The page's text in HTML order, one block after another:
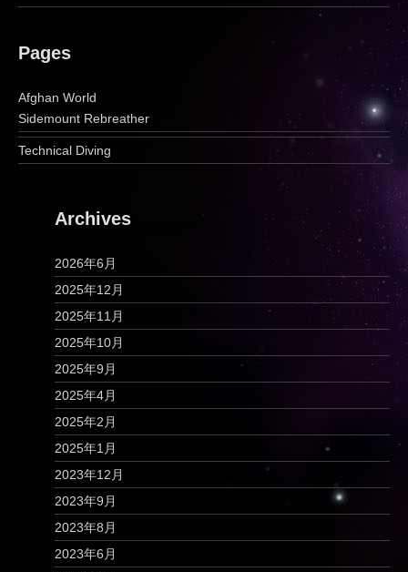
Pages
Afghan World
Sidemount Rebreather
Technical Diving
Archives
2026年6月
2025年12月
2025年11月
2025年10月
2025年9月
2025年4月
2025年2月
2025年1月
2023年12月
2023年9月
2023年8月
2023年6月